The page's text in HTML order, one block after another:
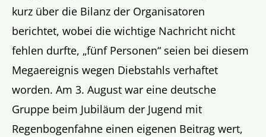
kurz über die Bilanz der Organisatoren
berichtet, wobei die wichtige Nachricht nicht
fehlen durfte, „fünf Personen“ seien bei diesem
Megaereignis wegen Diebstahls verhaftet
worden. Am 3. August war eine deutsche
Gruppe beim Jubiläum der Jugend mit
Regenbogenfahne einen eigenen Beitrag wert,